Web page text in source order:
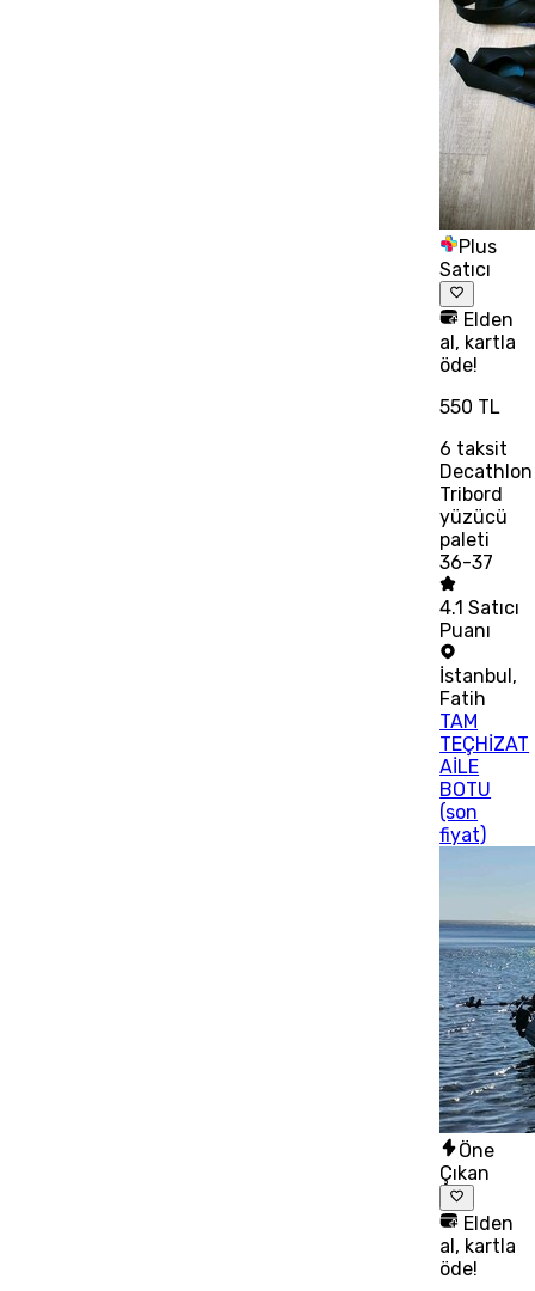
Plus
Satıcı
Elden
al, kartla
öde!
550 TL
6 taksit
Decathlon
Tribord
yüzücü
paleti
36-37
4.1 Satıcı
Puanı
İstanbul,
Fatih
TAM
TEÇHİZAT
AİLE
BOTU
(son
fiyat)
Öne
Çıkan
Elden
al, kartla
öde!